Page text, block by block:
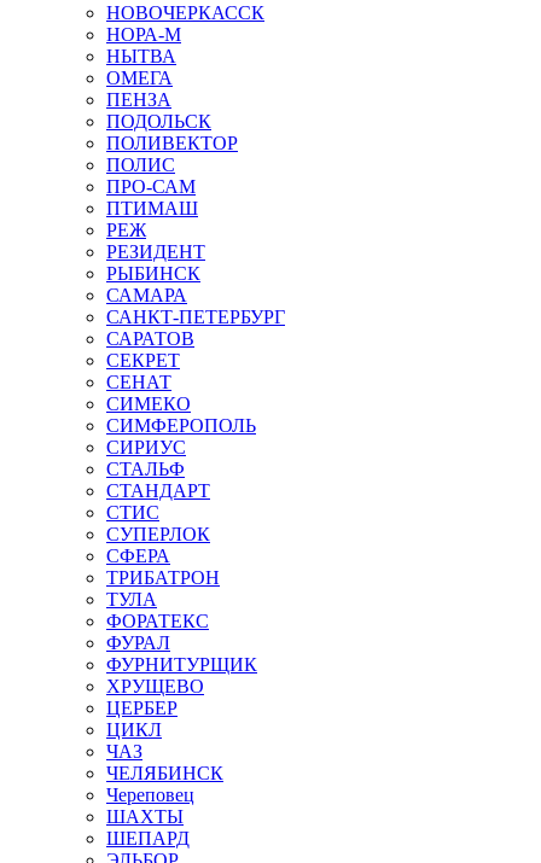
НОВОЧЕРКАССК
НОРА-М
НЫТВА
ОМЕГА
ПЕНЗА
ПОДОЛЬСК
ПОЛИВЕКТОР
ПОЛИС
ПРО-САМ
ПТИМАШ
РЕЖ
РЕЗИДЕНТ
РЫБИНСК
САМАРА
САНКТ-ПЕТЕРБУРГ
САРАТОВ
СЕКРЕТ
СЕНАТ
СИМЕКО
СИМФЕРОПОЛЬ
СИРИУС
СТАЛЬФ
СТАНДАРТ
СТИС
СУПЕРЛОК
СФЕРА
ТРИБАТРОН
ТУЛА
ФОРАТЕКС
ФУРАЛ
ФУРНИТУРЩИК
ХРУЩЕВО
ЦЕРБЕР
ЦИКЛ
ЧАЗ
ЧЕЛЯБИНСК
Череповец
ШАХТЫ
ШЕПАРД